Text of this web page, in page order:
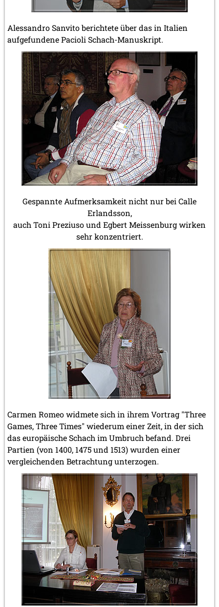
Alessandro Sanvito berichtete über das in Italien
aufgefundene Pacioli Schach-Manuskript.
Gespannte Aufmerksamkeit nicht nur bei Calle
Erlandsson,
auch Toni Preziuso und Egbert Meissenburg wirken
sehr konzentriert.
Carmen Romeo widmete sich in ihrem Vortrag "Three
Games, Three Times" wiederum einer Zeit, in der sich
das europäische Schach im Umbruch befand. Drei
Partien (von 1400, 1475 und 1513) wurden einer
vergleichenden Betrachtung unterzogen.